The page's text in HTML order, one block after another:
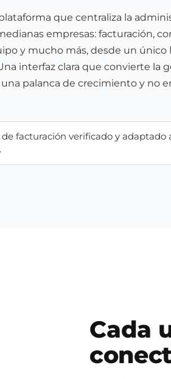
que centraliza la
empresas: facturación,
y mucho más, desde un único
interfaz clara que convierte la
palanca de crecimiento y no
facturación verificado y adaptado
Cada